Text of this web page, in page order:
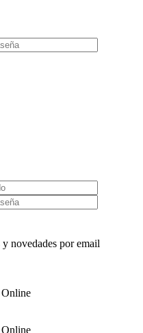
novedades por email